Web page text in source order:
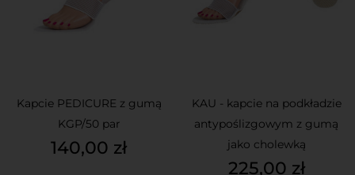
Kapcie PEDICURE z gumą
KGP/50 par
Cena
140,00 zł
KAU - kapcie na podkładzie
antypoślizgowym z gumą
jako cholewką
Cena
225,00 zł